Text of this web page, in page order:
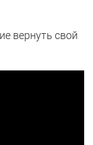
вернуть свой